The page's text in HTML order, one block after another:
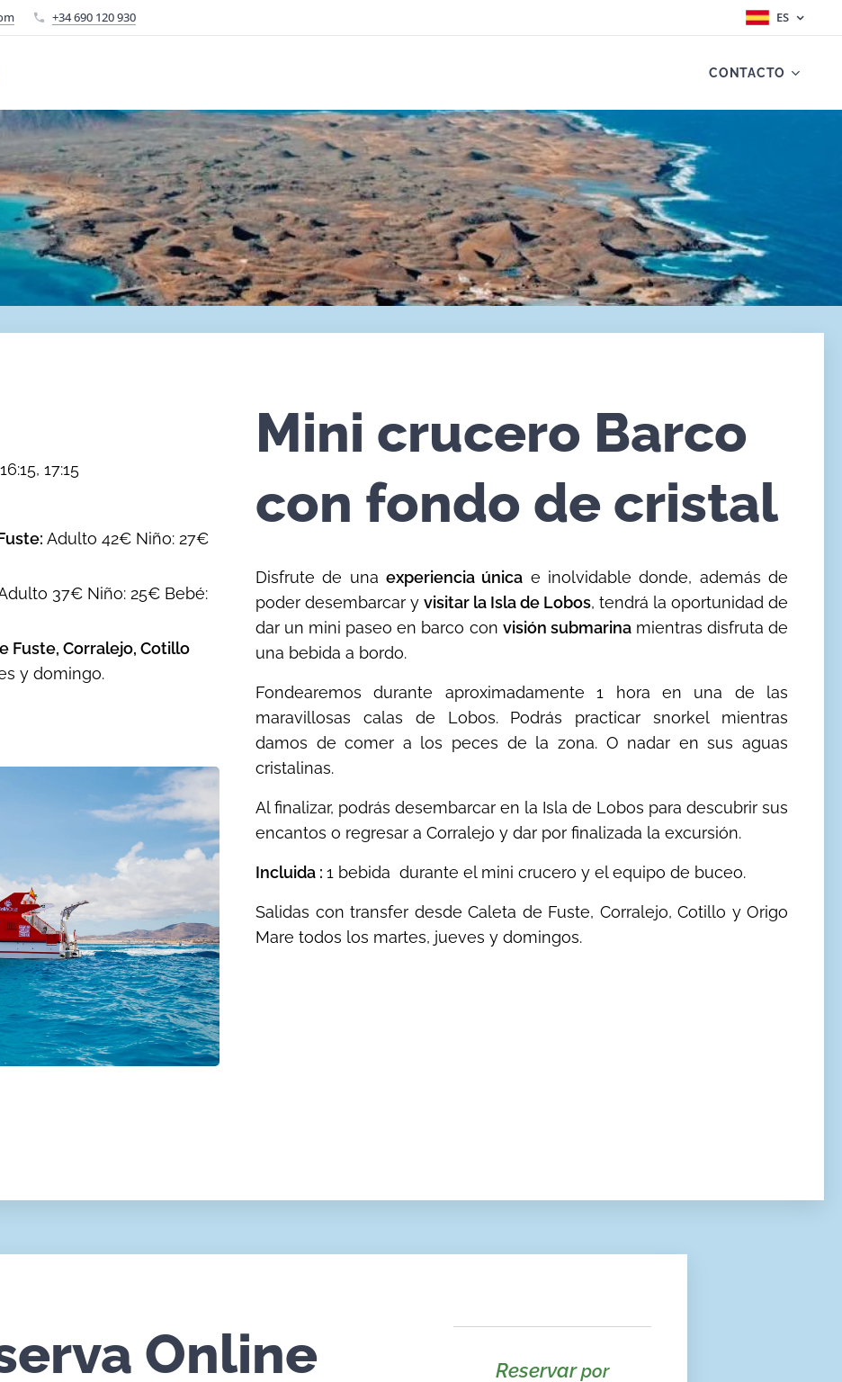
+34 690 120 930 ES
CONTACTO
17:15
Adulto 42€ Niño: 27€
37€ Niño: 25€ Bebé:
Fuste, Corralejo, Cotillo
y domingo.
Mini crucero Barco
con fondo de cristal
Disfrute de una experiencia única e inolvidable donde, además de
poder desembarcar y visitar la Isla de Lobos, tendrá la oportunidad de
dar un mini paseo en barco con visión submarinamientras disfruta de
una bebida a bordo.
Fondearemos durante aproximadamente 1 hora en una de las
maravillosas calas de Lobos. Podrás practicar snorkel mientras
damos de comer a los peces de la zona. O nadar en sus aguas
cristalinas.
Al finalizar, podrás desembarcar en la Isla de Lobos para descubrir sus
encantos o regresar a Corralejo y dar por finalizada la excursión.
Incluida : 1 bebida durante el mini crucero y el equipo de buceo.
Salidas con transfer desde Caleta de Fuste, Corralejo, Cotillo y Origo
Mare todos los martes, jueves y domingos.
Online Reservarpor